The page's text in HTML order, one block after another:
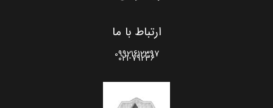
ارتباط با ما
09921612397
021-79236